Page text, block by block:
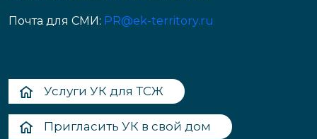
Почта для СМИ: PR@ek-territory.ru
Услуги УК для ТСЖ
Пригласить УК в свой дом